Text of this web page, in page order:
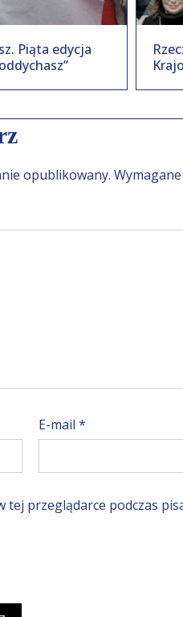
Piąta edycja
opublikowany.
E-mail*
tej przeglądarce podczas